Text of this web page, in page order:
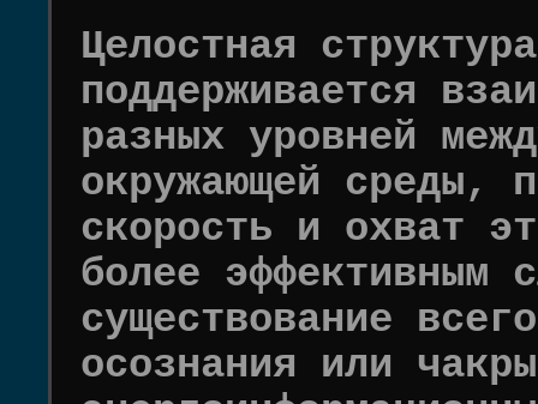
Целостная
поддерживается
разных уровней
окружающей среды,
скорость и охват
более эффективным
существование
осознания или